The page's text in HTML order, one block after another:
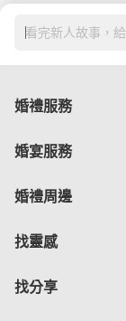
看完新人故事，
婚禮服務
婚宴服務
婚禮周邊
找靈感
找分享